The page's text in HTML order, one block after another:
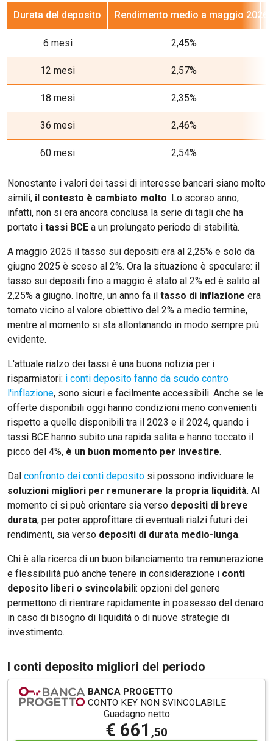
Durata del deposito Rendimento medio a maggio 2026
6 mesi 2,45%
12 mesi 2,57%
18 mesi 2,35%
36 mesi 2,46%
60 mesi 2,54%
Nonostante i valori dei tassi di interesse bancari siano molto
simili, il contesto è cambiato molto. Lo scorso anno,
infatti, non si era ancora conclusa la serie di tagli che ha
portato i tassi BCE a un prolungato periodo di stabilità.
A maggio 2025 il tasso sui depositi era al 2,25% e solo da
giugno 2025 è sceso al 2%. Ora la situazione è speculare: il
tasso sui depositi fino a maggio è stato al 2% ed è salito al
2,25% a giugno. Inoltre, un anno fa il tasso di inflazione era
tornato vicino al valore obiettivo del 2% a medio termine,
mentre al momento si sta allontanando in modo sempre più
evidente.
L'attuale rialzo dei tassi è una buona notizia per i
risparmiatori: i conti deposito fanno da scudo contro
l'inflazione, sono sicuri e facilmente accessibili. Anche se le
offerte disponibili oggi hanno condizioni meno convenienti
rispetto a quelle disponibili tra il 2023 e il 2024, quando i
tassi BCE hanno subito una rapida salita e hanno toccato il
picco del 4%, è un buon momento per investire.
Dal confronto dei conti deposito si possono individuare le
soluzioni migliori per remunerare la propria liquidità. Al
momento ci si può orientare sia verso depositi di breve
durata, per poter approfittare di eventuali rialzi futuri dei
rendimenti, sia verso depositi di durata medio-lunga.
Chi è alla ricerca di un buon bilanciamento tra remunerazione
e flessibilità può anche tenere in considerazione i conti
deposito liberi o svincolabili: opzioni del genere
permettono di rientrare rapidamente in possesso del denaro
in caso di bisogno di liquidità o di nuove strategie di
investimento.
I conti deposito migliori del periodo
BANCA PROGETTO
CONTO KEY NON SVINCOLABILE
Guadagno netto
€ 661 ,50